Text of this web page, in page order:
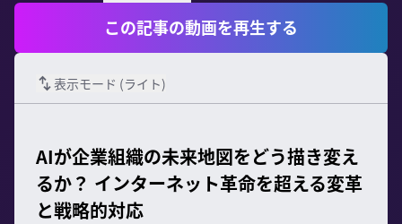
この記事の動画を再生する
表示モード (ライト)
AIが企業組織の未来地図をどう描き変え
るか？ インターネット革命を超える変革
と戦略的対応